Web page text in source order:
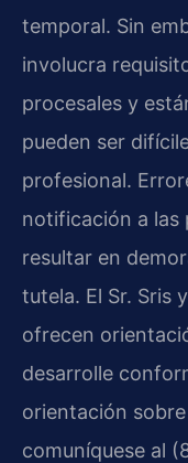
temporal. Sin
involucra
procesales y
pueden ser
profesional.
notificación a las
resultar en
tutela. El Sr. Sris
ofrecen
desarrolle
orientación
comuníquese al